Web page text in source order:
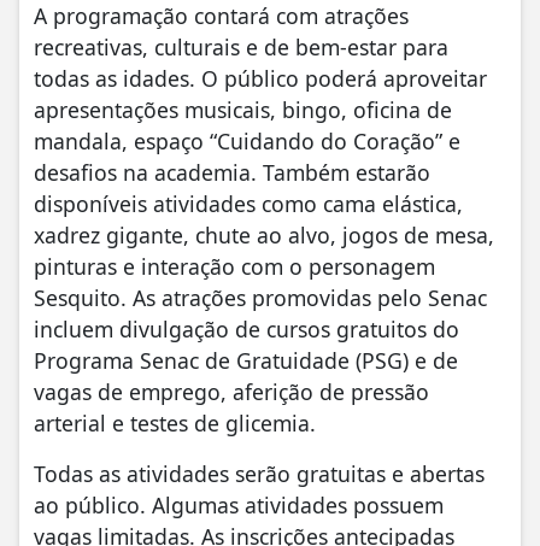
A programação contará com atrações
recreativas, culturais e de bem-estar para
todas as idades. O público poderá aproveitar
apresentações musicais, bingo, oficina de
mandala, espaço “Cuidando do Coração” e
desafios na academia. Também estarão
disponíveis atividades como cama elástica,
xadrez gigante, chute ao alvo, jogos de mesa,
pinturas e interação com o personagem
Sesquito. As atrações promovidas pelo Senac
incluem divulgação de cursos gratuitos do
Programa Senac de Gratuidade (PSG) e de
vagas de emprego, aferição de pressão
arterial e testes de glicemia.
Todas as atividades serão gratuitas e abertas
ao público. Algumas atividades possuem
vagas limitadas. As inscrições antecipadas